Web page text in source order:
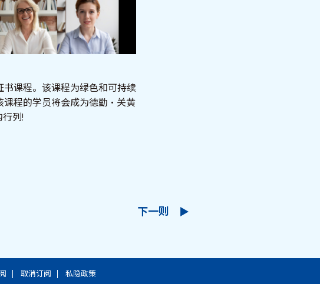
课程。该课程为绿色和可持续
课程的学员将会成为德勤‧关黄
行列!
下一则
取消订阅 私隐政策